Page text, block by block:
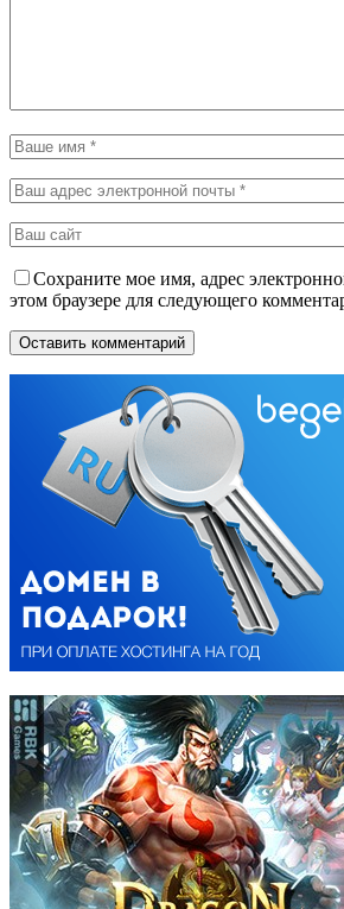
Сохраните мое имя, адрес
этом браузере для следующего